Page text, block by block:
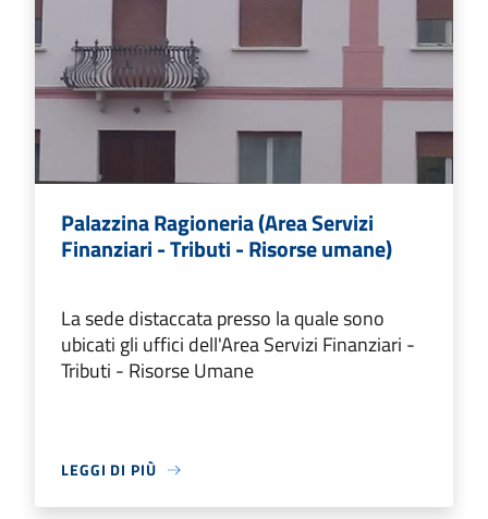
Palazzina Ragioneria (Area Servizi
Finanziari - Tributi - Risorse umane)
La sede distaccata presso la quale sono
ubicati gli uffici dell'Area Servizi Finanziari -
Tributi - Risorse Umane
LEGGI DI PIÙ